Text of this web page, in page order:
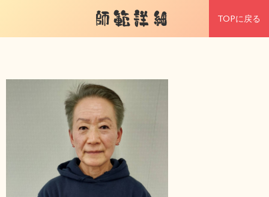
師範詳細 TOPに戻る